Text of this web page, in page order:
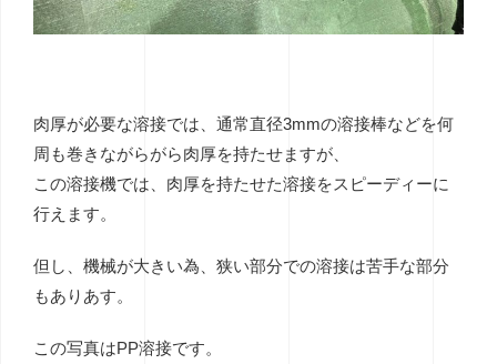
肉厚が必要な溶接では、通常直径3mmの溶接棒などを何
周も巻きながらがら肉厚を持たせますが、
この溶接機では、肉厚を持たせた溶接をスピーディーに
行えます。
但し、機械が大きい為、狭い部分での溶接は苦手な部分
もありあす。
この写真はPP溶接です。